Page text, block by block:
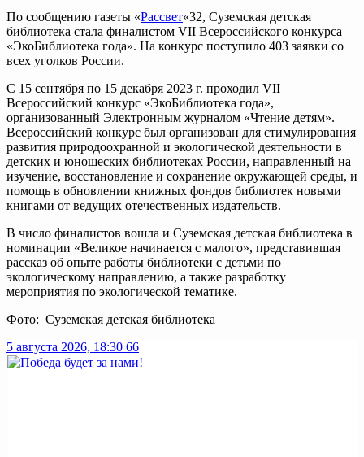
По сообщению газеты «Рассвет«32, Суземская детская
библиотека стала финалистом VII Всероссийского конкурса
«ЭкоБиблиотека года». На конкурс поступило 403 заявки со
всех уголков России.
С 15 сентября по 15 декабря 2023 г. проходил VII
Всероссийский конкурс «ЭкоБиблиотека года»,
организованный Электронным журналом «Чтение детям».
Всероссийский конкурс был организован для стимулирования
развития природоохранной и экологической деятельности в
детских и юношеских библиотеках России, направленный на
изучение, восстановление и сохранение окружающей среды, и
помощь в обновлении книжных фондов библиотек новыми
книгами от ведущих отечественных издательств.
В число финалистов вошла и Суземская детская библиотека в
номинации «Великое начинается с малого», представившая
рассказ об опыте работы библиотеки с детьми по
экологическому направлению, а также разработку
мероприятия по экологической тематике.
Фото: Суземская детская библиотека
5 августа 2026, 18:30 66